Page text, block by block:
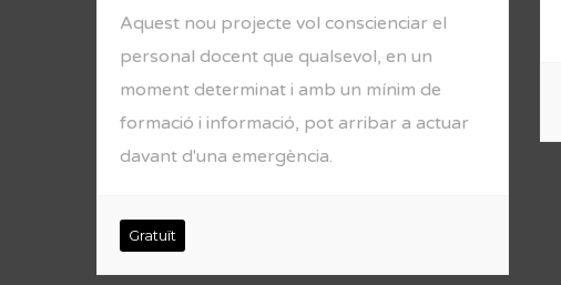
Aquest nou projecte vol conscienciar el
personal docent que qualsevol, en un
moment determinat i amb un mínim de
formació i informació, pot arribar a actuar
davant d'una emergència.
Gratuït